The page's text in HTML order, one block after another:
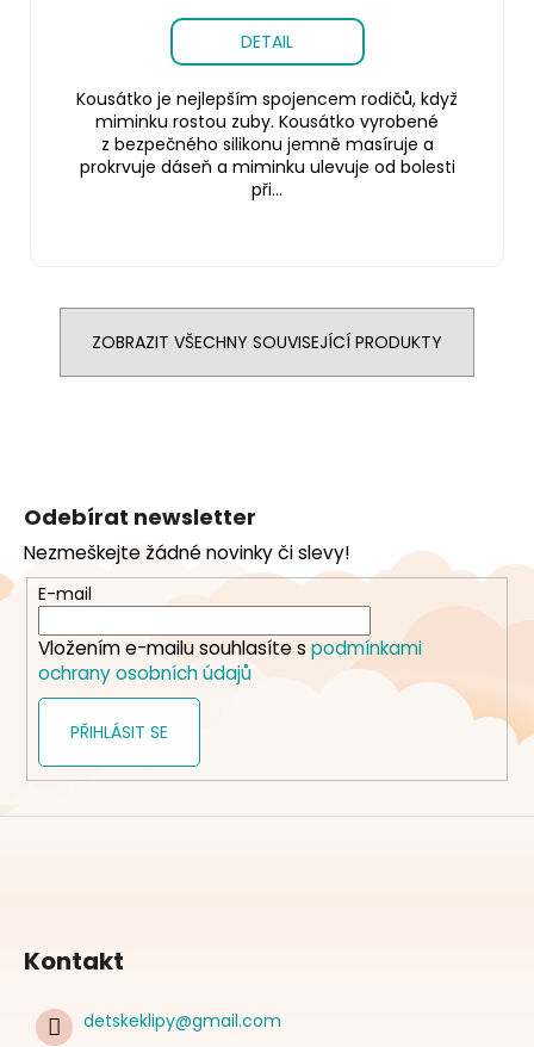
DETAIL
Kousátko je nejlepším spojencem rodičů, když
miminku rostou zuby. Kousátko vyrobené
z bezpečného silikonu jemně masíruje a
prokrvuje dáseň a miminku ulevuje od bolesti
při...
ZOBRAZIT VŠECHNY SOUVISEJÍCÍ PRODUKTY
a
t
Odebírat newsletter
Nezmeškejte žádné novinky či slevy!
E-mail
Vložením e-mailu souhlasíte s podmínkami
ochrany osobních údajů
PŘIHLÁSIT SE
Kontakt
detskeklipy@gmail.com